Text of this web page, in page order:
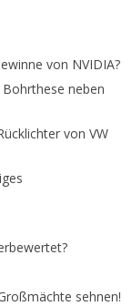
von NVIDIA?
neben
von VW
sehnen!